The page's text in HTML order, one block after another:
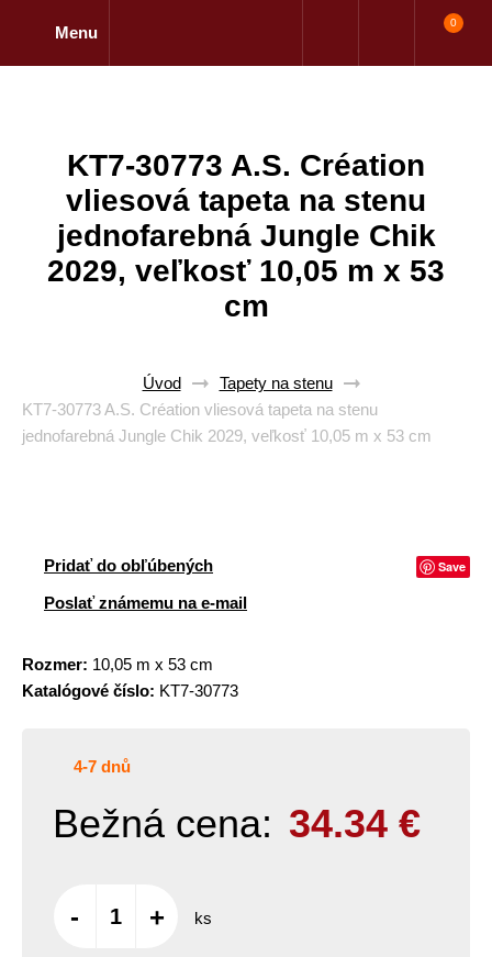
Menu
0
KT7-30773 A.S. Création
vliesová tapeta na stenu
jednofarebná Jungle Chik
2029, veľkosť 10,05 m x 53
cm
Úvod
Tapety na stenu
KT7-30773 A.S. Création vliesová tapeta na stenu
jednofarebná Jungle Chik 2029, veľkosť 10,05 m x 53 cm
Pridať do obľúbených Save
Poslať známemu na e-mail
Rozmer: 10,05 m x 53 cm
Katalógové číslo: KT7-30773
4-7 dnů
Bežná cena: 34.34 €
- + ks